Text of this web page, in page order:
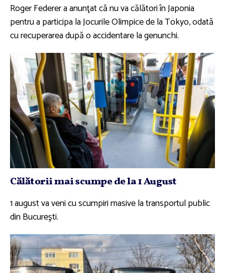
Roger Federer a anunţat că nu va călători în Japonia
pentru a participa la Jocurile Olimpice de la Tokyo, odată
cu recuperarea după o accidentare la genunchi.
Călătorii mai scumpe de la 1 August
1 august va veni cu scumpiri masive la transportul public
din Bucureşti.